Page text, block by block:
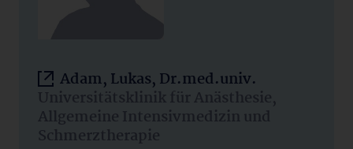
Adam, Lukas, Dr.med.univ.
Universitätsklinik für Anästhesie,
Allgemeine Intensivmedizin und
Schmerztherapie